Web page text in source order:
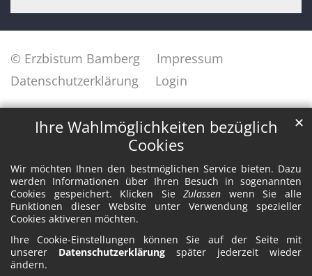
Ihre Wahlmöglichkeiten bezüglich
Cookies
Wir möchten Ihnen den bestmöglichen Service bieten. Dazu
werden Informationen über Ihren Besuch in sogenannten
Cookies gespeichert. Klicken SieZulassen wenn Sie alle
Funktionen dieser Website unter Verwendung spezieller
Cookies aktiveren möchten.
Ihre Cookie-Einstellungen können Sie auf der Seite mit
unserer Datenschutzerklärung später jederzeit wieder
ändern.
✕
© Erzbistum Bamberg
Impressum
Datenschutzerklärung
Login